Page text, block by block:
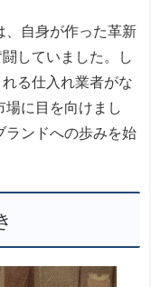
、自身が作った革新
していました。し
る仕入れ業者がな
場に目を向けまし
ランドへの歩みを始